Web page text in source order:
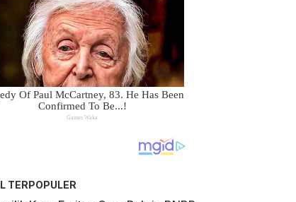
TERPOPULER